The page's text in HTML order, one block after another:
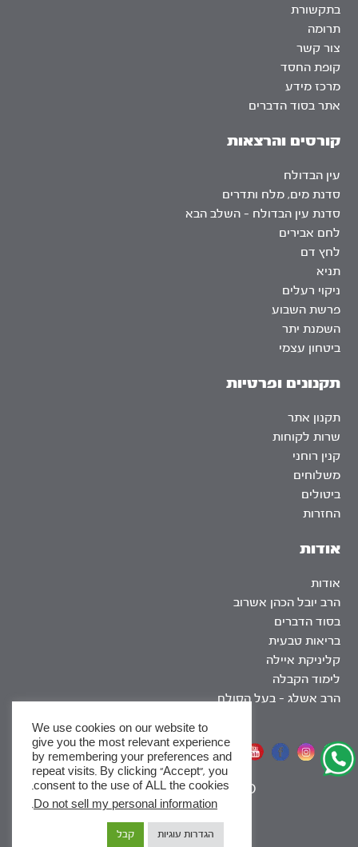
אודות
אודות
הרב יובל הכהן אשרוב
בסוד הדברים
בריאות טבעית
קליניקת איילה
לימוד הקבלה
הרב אשלג – בעל הסולם
בתקשורת
תרומה
צור קשר
קופת החסד
מרכז מידע
אתר בסוד הדברים
קורסים והרצאות
עין הבדולח
סדנת מים, מלח ותדרים
סדנת עין הבדולח – השלב הבא
לחם אבירים
לחץ דם
תניא
ניקוי רעלים
פרשת השבוע
השמנת יתר
ביטחון עצמי
תקנונים ופרטיות
תקנון אתר
שרות לקוחות
קנין רוחני
משלוחים
ביטולים
החזרות
אתר שומר שבת
SEO
|
We use cookies on our website to
give you the most relevant experience
by remembering your preferences and
repeat visits. By clicking “Accept”, you
consent to the use of ALL the cookies.
Do not sell my personal information
.
הגדרות עוגיות קבל
x